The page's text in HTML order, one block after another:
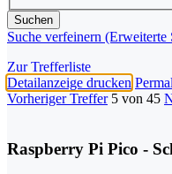
Suche verfeinern (Erweiterte
Zur Trefferliste
Detailanzeige drucken
Vorheriger Treffer 5 von 45
Raspberry Pi Pico -